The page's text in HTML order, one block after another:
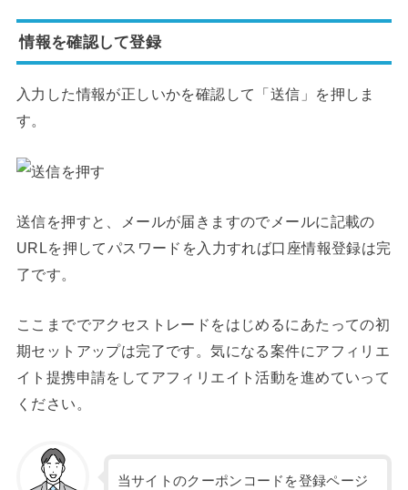
情報を確認して登録
入力した情報が正しいかを確認して「送信」を押しま
す。
送信を押すと、メールが届きますのでメールに記載の
URLを押してパスワードを入力すれば口座情報登録は完
了です。
ここまででアクセストレードをはじめるにあたっての初
期セットアップは完了です。気になる案件にアフィリエ
イト提携申請をしてアフィリエイト活動を進めていって
ください。
当サイトのクーポンコードを登録ページ